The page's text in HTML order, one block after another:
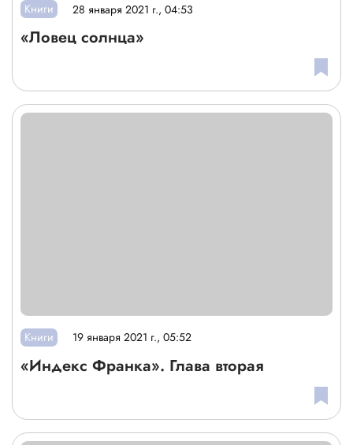
Книги 28 января 2021 г., 04:53
«Ловец солнца»
Книги 19 января 2021 г., 05:52
«Индекс Франка». Глава вторая